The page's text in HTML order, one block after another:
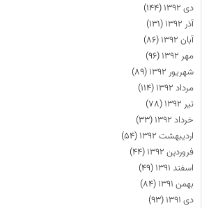
دی ۱۳۹۲
(۱۴۴)
آذر ۱۳۹۲
(۱۳۱)
آبان ۱۳۹۲
(۸۶)
مهر ۱۳۹۲
(۹۶)
شهریور ۱۳۹۲
(۸۹)
مرداد ۱۳۹۲
(۱۱۴)
تیر ۱۳۹۲
(۷۸)
خرداد ۱۳۹۲
(۳۳)
اردیبهشت ۱۳۹۲
(۵۴)
فروردین ۱۳۹۲
(۴۴)
اسفند ۱۳۹۱
(۴۹)
بهمن ۱۳۹۱
(۸۴)
دی ۱۳۹۱
(۹۳)